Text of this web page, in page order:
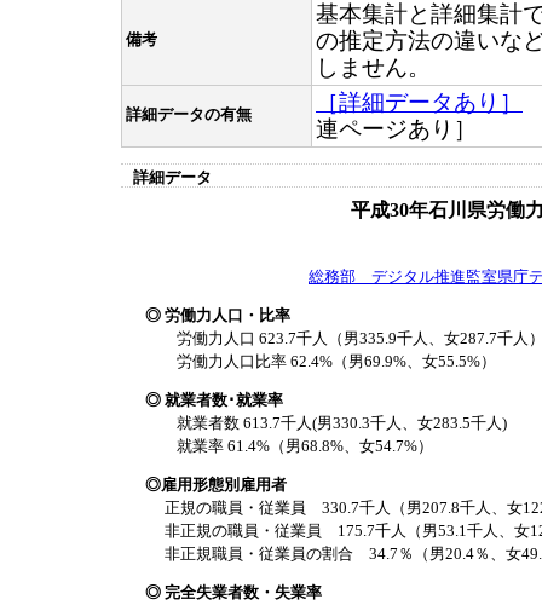
備考
基本集計と詳細集計
の推定方法の違いな
しません。
詳細データの有無
［詳細データあり］
連ページあり］
詳細データ
平成30年石川県労働
総務部 デジタル推進監室県庁
◎ 労働力人口・比率
労働力人口 623.7千人（男335.9千人、女287.7千人
労働力人口比率 62.4%（男69.9%、女55.5%）
◎ 就業者数･就業率
就業者数 613.7千人(男330.3千人、女283.5千人)
就業率 61.4%（男68.8%、女54.7%）
◎雇用形態別雇用者
正規の職員・従業員 330.7千人（男207.8千人、女
非正規の職員・従業員 175.7千人（男53.1千人、女
非正規職員・従業員の割合 34.7％（男20.4％、女
◎ 完全失業者数・失業率